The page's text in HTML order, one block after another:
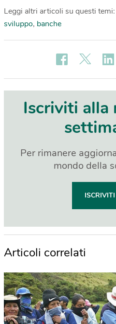
Leggi altri articoli su questi temi:
sviluppo, banche
Iscriviti alla
Per rimanere
mondo della
ISCRIVITI
Articoli correlati